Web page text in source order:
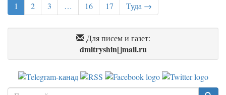
1 2 3 … 16 17 Туда →
Для писем и газет:
dmitryshin[]mail.ru